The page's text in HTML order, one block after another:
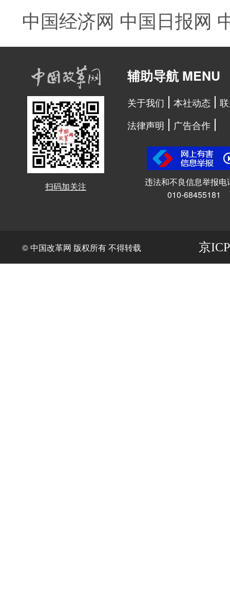
中国经济网 中国日报网
扫码加关注
辅助导航 MENU
关于我们 本社动态
法律声明
广告合作
违法和不良信息举报电
010-68455181
© 中国改革网 版权所有 不得转载 京